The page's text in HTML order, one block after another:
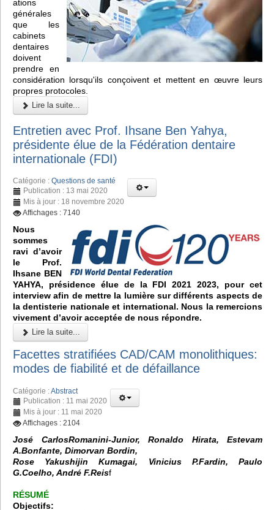
ations
générales
que les
cabinets
dentaires
doivent
prendre en
considération lorsqu'ils conçoivent et mettent en œuvre leurs
propres protocoles.
Lire la suite...
Entretien avec Prof. Ihsane Ben Yahya,
présidente élue de la Fédération dentaire
internationale (FDI)
Catégorie : Questions de santé
Publication : 13 mai 2020
Mis à jour : 18 novembre 2020
Affichages : 7140
Nous
sommes
ravi d’avoir
le Prof.
Ihsane BEN
YAHYA, présidence élue de la FDI 2021 2023, pour cet
interview afin de mettre la lumière sur différents aspects de
la dentisterie nationale et international. Nous la remercions
vivement d’avoir acceptée de nous répondre.
Lire la suite...
Facettes stratifiées CAD/CAM monolithiques:
modes de fiabilité et de défaillance
Catégorie :Abstract
Publication : 11 mai 2020
Mis à jour : 11 mai 2020
Affichages : 2104
José CarlosRomanini-Junior, Ronaldo Hirata, Estevam
A.Bonfante, Dimorvan Bordin,
Rose Yakushijin Kumagai, Vinicius P.Fardin, Paulo
G.Coelho, André F.Reisf
RÉSUMÉ
Objectifs: